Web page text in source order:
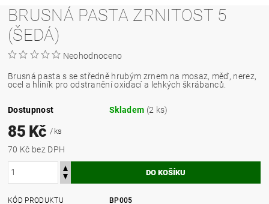
BRUSNÁ PASTA ZRNITOST 5
(ŠEDÁ)
Neohodnoceno
Brusná pasta s se středně hrubým zrnem na mosaz, měď, nerez,
ocel a hliník pro odstranění oxidací a lehkých škrábanců.
Dostupnost Skladem (2 ks)
85 Kč/ ks
70 Kč bez DPH
KÓD PRODUKTU
BP005